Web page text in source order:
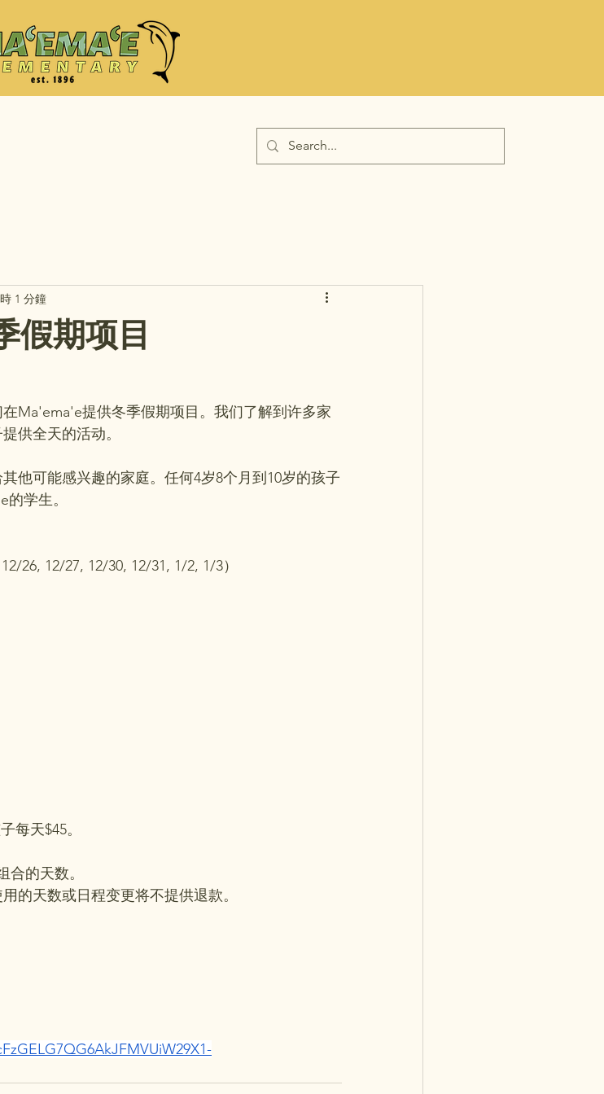
假期项目
1 分鐘
Ma'ema'e提供冬季假期项目。我们了解到许多家
供全天的活动。
他可能感兴趣的家庭。任何4岁8个月到10岁的孩子
学生。
26, 12/27, 12/30, 12/31, 1/2, 1/3）
每天$45。
的天数。
的天数或日程变更将不提供退款。